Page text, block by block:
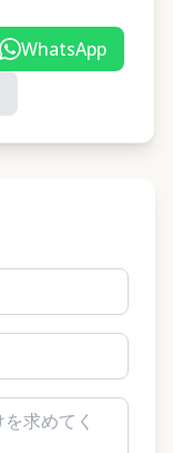
WhatsApp